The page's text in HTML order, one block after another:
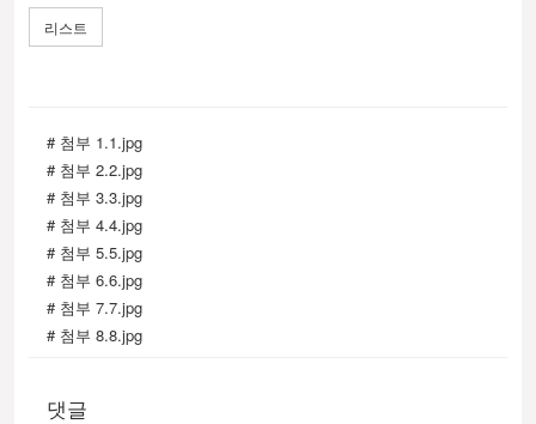
리스트
# 첨부 1.1.jpg
# 첨부 2.2.jpg
# 첨부 3.3.jpg
# 첨부 4.4.jpg
# 첨부 5.5.jpg
# 첨부 6.6.jpg
# 첨부 7.7.jpg
# 첨부 8.8.jpg
# 첨부 11.9-2.jpg
댓글